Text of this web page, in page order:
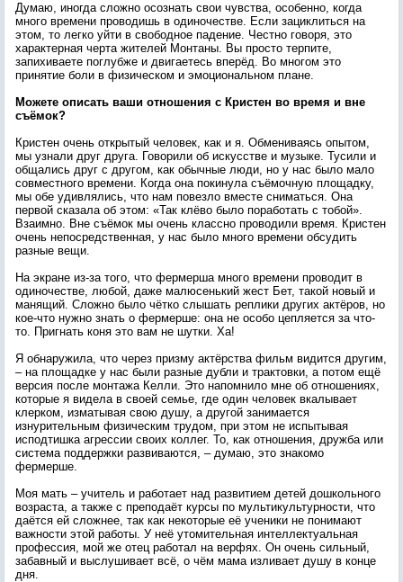
Думаю, иногда сложно осознать свои чувства, особенно, когда
много времени проводишь в одиночестве. Если зациклиться на
этом, то легко уйти в свободное падение. Честно говоря, это
характерная черта жителей Монтаны. Вы просто терпите,
запихиваете поглубже и двигаетесь вперёд. Во многом это
принятие боли в физическом и эмоциональном плане.
Можете описать ваши отношения с Кристен во время и вне
съёмок?
Кристен очень открытый человек, как и я. Обмениваясь опытом,
мы узнали друг друга. Говорили об искусстве и музыке. Тусили и
общались друг с другом, как обычные люди, но у нас было мало
совместного времени. Когда она покинула съёмочную площадку,
мы обе удивлялись, что нам повезло вместе сниматься. Она
первой сказала об этом: «Так клёво было поработать с тобой».
Взаимно. Вне съёмок мы очень классно проводили время. Кристен
очень непосредственная, у нас было много времени обсудить
разные вещи.
На экране из-за того, что фермерша много времени проводит в
одиночестве, любой, даже малюсенький жест Бет, такой новый и
манящий. Сложно было чётко слышать реплики других актёров, но
кое-что нужно знать о фермерше: она не особо цепляется за что-
то. Пригнать коня это вам не шутки. Ха!
Я обнаружила, что через призму актёрства фильм видится другим,
– на площадке у нас были разные дубли и трактовки, а потом ещё
версия после монтажа Келли. Это напомнило мне об отношениях,
которые я видела в своей семье, где один человек вкалывает
клерком, изматывая свою душу, а другой занимается
изнурительным физическим трудом, при этом не испытывая
исподтишка агрессии своих коллег. То, как отношения, дружба или
система поддержки развиваются, – думаю, это знакомо
фермерше.
Моя мать – учитель и работает над развитием детей дошкольного
возраста, а также с преподаёт курсы по мультикультурности, что
даётся ей сложнее, так как некоторые её ученики не понимают
важности этой работы. У неё утомительная интеллектуальная
профессия, мой же отец работал на верфях. Он очень сильный,
забавный и выслушивает всё, о чём мама изливает душу в конце
дня.